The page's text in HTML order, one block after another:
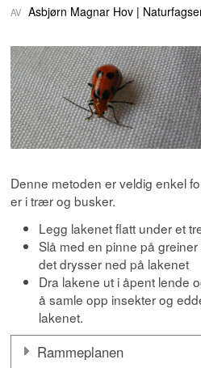
Asbjørn Magnar Hov
Denne metoden er veldig enkel
er i trær og busker.
Legg lakenet flatt under et
Slå med en pinne på
det drysser ned på lakenet
Dra lakene ut i åpent lende
å samle opp insekter og
lakenet.
Rammeplanen